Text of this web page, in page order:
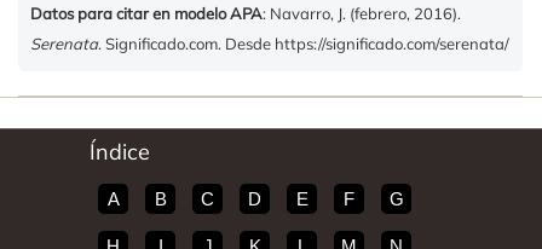
Datos para citar en modelo APA: Navarro, J. (febrero, 2016).
Serenata. Significado.com. Desde https://significado.com/serenata/
Índice
A B C D E F G